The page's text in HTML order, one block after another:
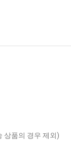
상품의 경우 제외)